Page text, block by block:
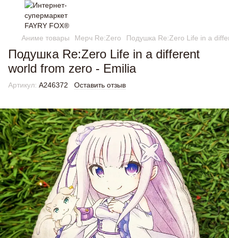
Аниме товары Мерч Re:Zero Подушка Re:Zero Life in a
Подушка Re:Zero Life in a different
world from zero - Emilia
Артикул: A246372 Оставить отзыв